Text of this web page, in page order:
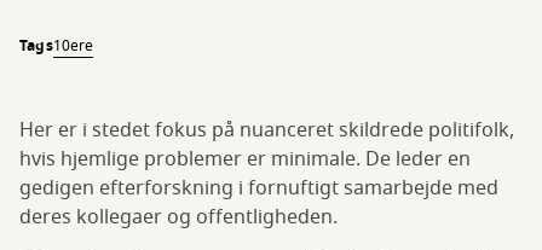
Tags10ere
Her er i stedet fokus på nuanceret skildrede politifolk,
hvis hjemlige problemer er minimale. De leder en
gedigen efterforskning i fornuftigt samarbejde med
deres kollegaer og offentligheden.